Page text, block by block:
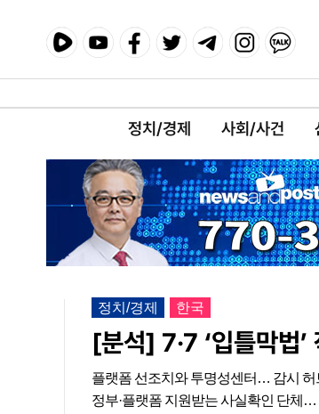
정치/경제 사회/사건
정치/경제 한국
[분석] 7·7 ‘입틀막법
플랫폼 선조치와 투명성센터… 감시
정부·플랫폼 지원받는 사실확인 단체